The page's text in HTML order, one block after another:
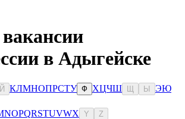
в Адыгейске
Й КЛМНОПРСТУ Ф ХЦЧШ Ы ЭЮ
NOPQRSTUVWX Y Z